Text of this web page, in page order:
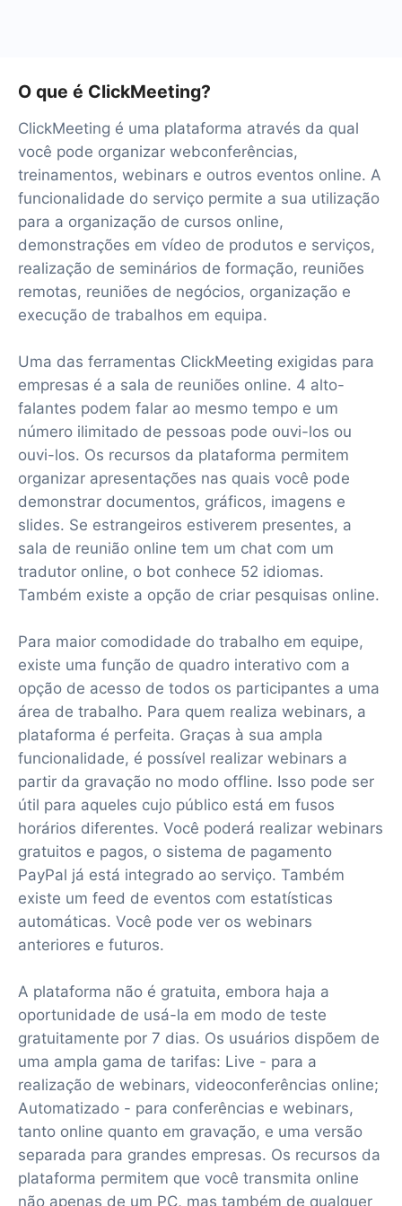
O que é ClickMeeting?
ClickMeeting é uma plataforma através da qual
você pode organizar webconferências,
treinamentos, webinars e outros eventos online. A
funcionalidade do serviço permite a sua utilização
para a organização de cursos online,
demonstrações em vídeo de produtos e serviços,
realização de seminários de formação, reuniões
remotas, reuniões de negócios, organização e
execução de trabalhos em equipa.
Uma das ferramentas ClickMeeting exigidas para
empresas é a sala de reuniões online. 4 alto-
falantes podem falar ao mesmo tempo e um
número ilimitado de pessoas pode ouvi-los ou
ouvi-los. Os recursos da plataforma permitem
organizar apresentações nas quais você pode
demonstrar documentos, gráficos, imagens e
slides. Se estrangeiros estiverem presentes, a
sala de reunião online tem um chat com um
tradutor online, o bot conhece 52 idiomas.
Também existe a opção de criar pesquisas online.
Para maior comodidade do trabalho em equipe,
existe uma função de quadro interativo com a
opção de acesso de todos os participantes a uma
área de trabalho. Para quem realiza webinars, a
plataforma é perfeita. Graças à sua ampla
funcionalidade, é possível realizar webinars a
partir da gravação no modo offline. Isso pode ser
útil para aqueles cujo público está em fusos
horários diferentes. Você poderá realizar webinars
gratuitos e pagos, o sistema de pagamento
PayPal já está integrado ao serviço. Também
existe um feed de eventos com estatísticas
automáticas. Você pode ver os webinars
anteriores e futuros.
A plataforma não é gratuita, embora haja a
oportunidade de usá-la em modo de teste
gratuitamente por 7 dias. Os usuários dispõem de
uma ampla gama de tarifas: Live - para a
realização de webinars, videoconferências online;
Automatizado - para conferências e webinars,
tanto online quanto em gravação, e uma versão
separada para grandes empresas. Os recursos da
plataforma permitem que você transmita online
não apenas de um PC, mas também de qualquer